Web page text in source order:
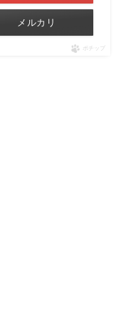
メルカリ
ポチップ